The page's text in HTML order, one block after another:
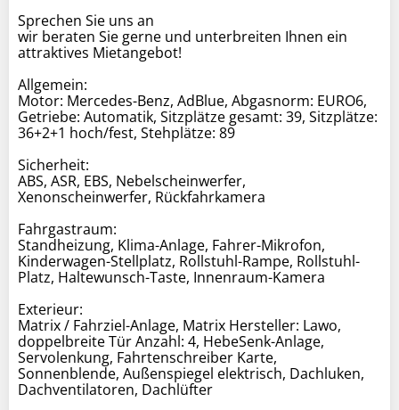
Sprechen Sie uns an
wir beraten Sie gerne und unterbreiten Ihnen ein
attraktives Mietangebot!
Allgemein:
Motor: Mercedes-Benz, AdBlue, Abgasnorm: EURO6,
Getriebe: Automatik, Sitzplätze gesamt: 39, Sitzplätze:
36+2+1 hoch/fest, Stehplätze: 89
Sicherheit:
ABS, ASR, EBS, Nebelscheinwerfer,
Xenonscheinwerfer, Rückfahrkamera
Fahrgastraum:
Standheizung, Klima-Anlage, Fahrer-Mikrofon,
Kinderwagen-Stellplatz, Rollstuhl-Rampe, Rollstuhl-
Platz, Haltewunsch-Taste, Innenraum-Kamera
Exterieur:
Matrix / Fahrziel-Anlage, Matrix Hersteller: Lawo,
doppelbreite Tür Anzahl: 4, HebeSenk-Anlage,
Servolenkung, Fahrtenschreiber Karte,
Sonnenblende, Außenspiegel elektrisch, Dachluken,
Dachventilatoren, Dachlüfter